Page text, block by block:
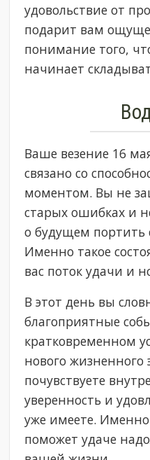
удовольствие от
подарит вам
понимание того,
начинает
Ваше везение 16
связано со
моментом. Вы не
старых ошибках и
о будущем
Именно такое
вас поток удачи и
В этот день вы
благоприятные
кратковременном
нового жизненного
почувствуете
уверенность и
уже имеете. Именно
поможет удаче